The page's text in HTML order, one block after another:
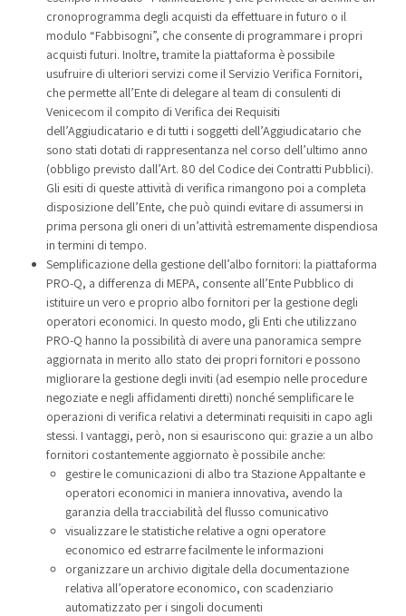
cronoprogramma degli acquisti da effettuare in futuro o il
modulo “Fabbisogni”, che consente di programmare i propri
acquisti futuri. Inoltre, tramite la piattaforma è possibile
usufruire di ulteriori servizi come il Servizio Verifica Fornitori,
che permette all’Ente di delegare al team di consulenti di
Venicecom il compito di Verifica dei Requisiti
dell’Aggiudicatario e di tutti i soggetti dell’Aggiudicatario che
sono stati dotati di rappresentanza nel corso dell’ultimo anno
(obbligo previsto dall’Art. 80 del Codice dei Contratti Pubblici).
Gli esiti di queste attività di verifica rimangono poi a completa
disposizione dell’Ente, che può quindi evitare di assumersi in
prima persona gli oneri di un’attività estremamente dispendiosa
in termini di tempo.
Semplificazione della gestione dell’albo fornitori: la piattaforma
PRO-Q, a differenza di MEPA, consente all’Ente Pubblico di
istituire un vero e proprio albo fornitori per la gestione degli
operatori economici. In questo modo, gli Enti che utilizzano
PRO-Q hanno la possibilità di avere una panoramica sempre
aggiornata in merito allo stato dei propri fornitori e possono
migliorare la gestione degli inviti (ad esempio nelle procedure
negoziate e negli affidamenti diretti) nonché semplificare le
operazioni di verifica relativi a determinati requisiti in capo agli
stessi. I vantaggi, però, non si esauriscono qui: grazie a un albo
fornitori costantemente aggiornato è possibile anche:
gestire le comunicazioni di albo tra Stazione Appaltante e
operatori economici in maniera innovativa, avendo la
garanzia della tracciabilità del flusso comunicativo
visualizzare le statistiche relative a ogni operatore
economico ed estrarre facilmente le informazioni
organizzare un archivio digitale della documentazione
relativa all’operatore economico, con scadenziario
automatizzato per i singoli documenti